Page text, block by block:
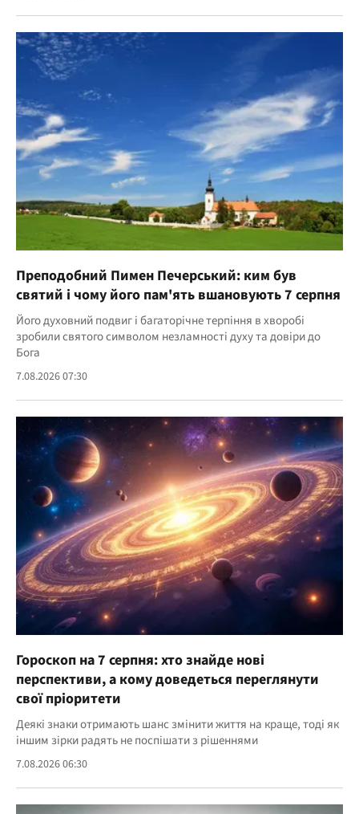
Преподобний Пимен Печерський: ким був
святий і чому його пам'ять вшановують 7 серпня
Його духовний подвиг і багаторічне терпіння в хворобі
зробили святого символом незламності духу та довіри до
Бога
7.08.2026 07:30
Гороскоп на 7 серпня: хто знайде нові
перспективи, а кому доведеться переглянути
свої пріоритети
Деякі знаки отримають шанс змінити життя на краще, тоді як
іншим зірки радять не поспішати з рішеннями
7.08.2026 06:30